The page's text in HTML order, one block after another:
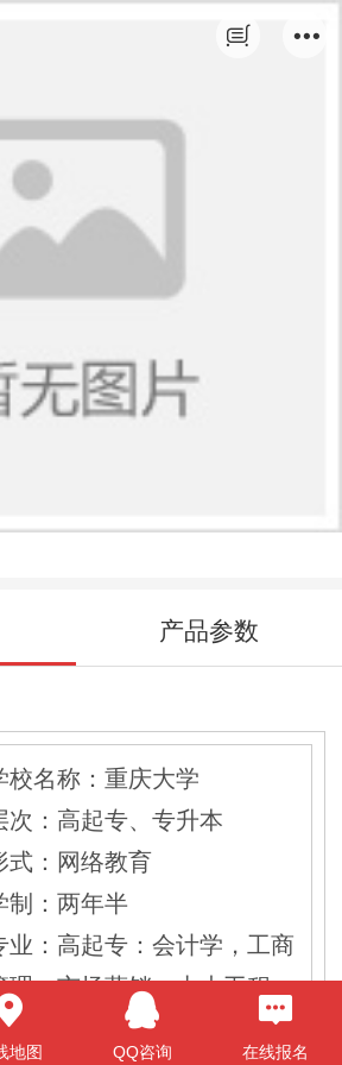
产品参数
校名称：重庆大学
次：高起专、专升本
式：网络教育
制：两年半
业：高起专：会计学，工商
理，市场营销，土木工程
升本：工商管理，会计学，
地图 QQ咨询 在线报名